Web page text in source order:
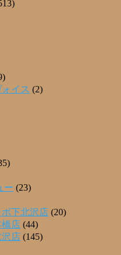
イス (2)
ー (23)
下北沢店 (20)
橋店 (44)
沢店 (145)